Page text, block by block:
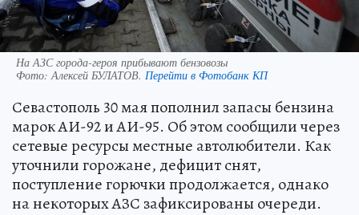
На АЗС города-героя прибывают бензовозы
Фото:Алексей БУЛАТОВ. Перейти в Фотобанк КП
Севастополь 30 мая пополнил запасы бензина
марок АИ-92 и АИ-95. Об этом сообщили через
сетевые ресурсы местные автолюбители. Как
уточнили горожане, дефицит снят,
поступление горючки продолжается, однако
на некоторых АЗС зафиксированы очереди.